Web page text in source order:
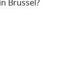
Brussel?